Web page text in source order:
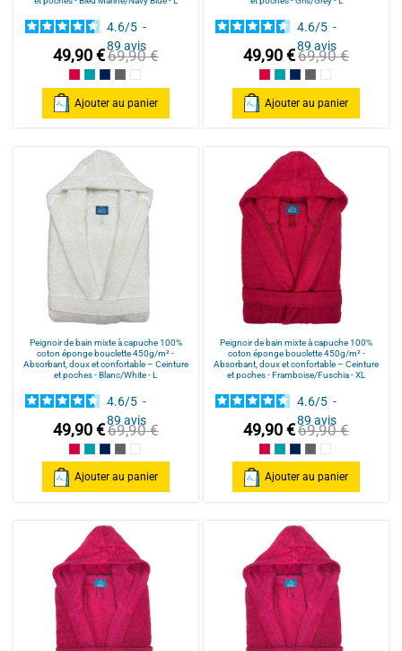
4.6/5 -
89 avis
49,90 €69,90 €
Framboise/Fuschia
Bleu Canard
Bleu Marine/Navy Blue
Gris/Grey
Blanc/White
Ajouter au panier
4.6/5 -
89avis
49,90 €69,90 €
Framboise/Fuschia
Bleu Canard
Bleu Marine/Navy
Gris/Grey
Blanc/White
Ajouter au panier
Peignoir de bain mixte à capuche 100%
coton éponge bouclette 450g/m² -
Absorbant, doux et confortable – Ceinture
et poches - Blanc/White - L
4.6/5 -
89 avis
49,90 €69,90 €
Framboise/Fuschia
Bleu Canard
Bleu Marine/Navy Blue
Gris/Grey
Blanc/White
Ajouter au panier
Peignoir de bain mixte à capuche 100%
coton éponge bouclette 450g/m² -
Absorbant, doux et confortable – Ceinture
et poches - Framboise/Fuschia - XL
4.6/5 -
89avis
49,90 €69,90 €
Framboise/Fuschia
Bleu Canard
Bleu Marine/Navy
Gris/Grey
Blanc/White
Ajouter au panier